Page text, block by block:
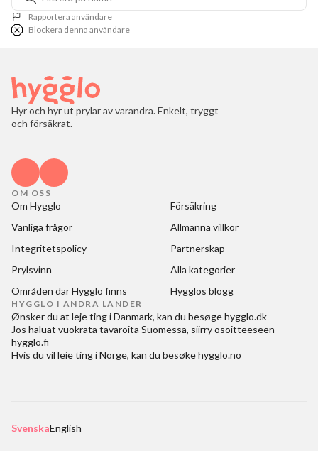
Rapportera användare
Blockera denna användare
Hyr och hyr ut prylar av varandra. Enkelt, tryggt
och försäkrat.
OM OSS
Om Hygglo
Försäkring
Vanliga frågor
Allmänna villkor
Integritetspolicy
Partnerskap
Prylsvinn
Alla kategorier
Områden där Hygglo finns
Hygglos blogg
HYGGLO I ANDRA LÄNDER
Ønsker du at leje ting i Danmark, kan du besøgehygglo.dk
Jos haluat vuokrata tavaroita Suomessa, siirry osoitteeseen
hygglo.fi
Hvis du vil leie ting i Norge, kan du besøkehygglo.no
SvenskaEnglish